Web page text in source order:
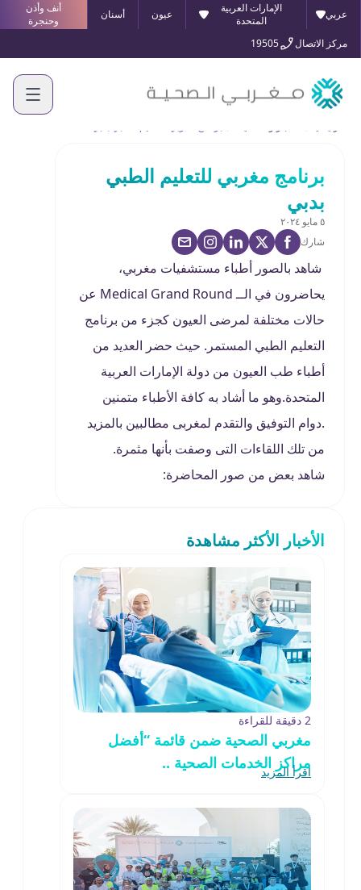
عربي
الإمارات العربية
المتحدة
عيون أسنان
أنف وأذن
وحنجرة
مركز الاتصال
19505
برنامج مغربي للتعليم الطبي
بدبي
٥ مايو ٢٠٢٤
شارك
شاهد بالصور أطباء مستشفيات مغربي،
يحاضرون في الــ Medical Grand Round عن
حالات مختلفة لمرضى العيون كجزء من برنامج
التعليم الطبي المستمر. حيث حضر العديد من
أطباء طب العيون من دولة الإمارات العربية
المتحدة.وهو ما أشاد به كافة الأطباء متمنين
.دوام التوفيق والتقدم لمغربى مطالبين بالمزيد
من تلك اللقاءات التى وصفت بأنها مثمرة.
شاهد بعض من صور المحاضرة:
الأخبار الأكثر مشاهدة
2 دقيقة للقراءة
مغربي الصحية ضمن قائمة “أفضل
مراكز الخدمات الصحية ..
اقرأ المزيد